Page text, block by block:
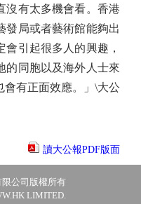
沒有太多機會看。香港
發局或者藝術館能夠出
引起很多人的興趣，
的同胞以及海外人士來
有正面效應。」\大公
讀大公報PDF版面
公司版權所有
LIMITED.